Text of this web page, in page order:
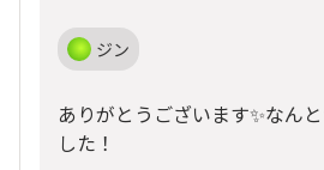
ジン
ありがとうございます✨なん
した！